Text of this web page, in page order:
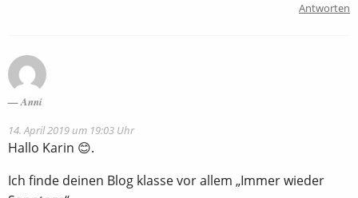
Antworten
Anni
14. April 2019 um 19:03 Uhr
Hallo Karin 😊.
Ich finde deinen Blog klasse vor allem „Immer wieder